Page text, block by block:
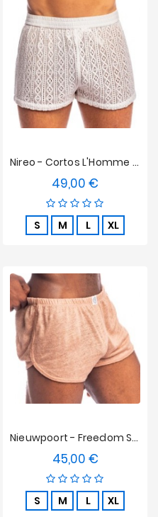
Nireo - Cortos L'Homme Invisible
49,00 €
S M L XL
Nieuwpoort - Freedom Shorts Rosa Vintage L'homme Invisible
45,00 €Precio
S M L XL